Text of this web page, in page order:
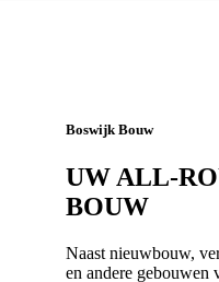
Boswijk Bouw
UW ALL-
BOUW
Naast nieuwbouw,
en andere gebouwen